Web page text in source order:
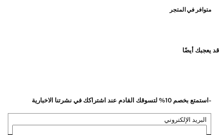
متوافر في المتجر
قد يعجبك أيضًا
-استمتع بخصم 10% لتسوقك القادم عند اشتراكك في نشرتنا الاخبارية
البريد الإلكتروني